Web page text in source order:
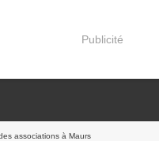
Publicité
associations à Maurs